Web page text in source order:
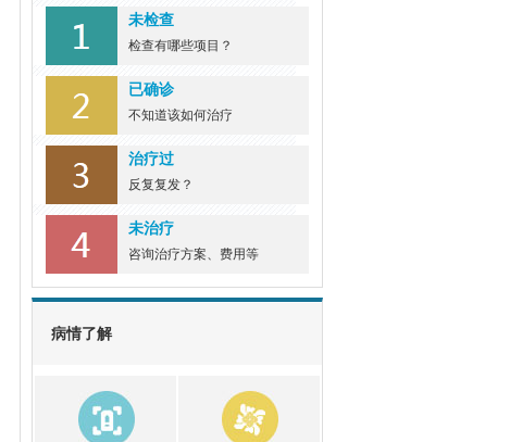
未检查
检查有哪些项目？
已确诊
不知道该如何治疗
治疗过
反复复发？
未治疗
咨询治疗方案、费用等
病情了解